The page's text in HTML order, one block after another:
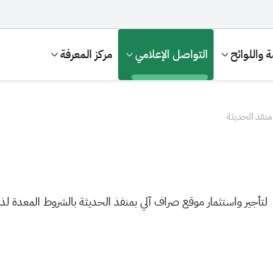
واللوائح التواصل الإعلامي مركز المعرفة
الحديثة
واستثمار موقع صراف آلي بمنفذ الحديثة بالشروط